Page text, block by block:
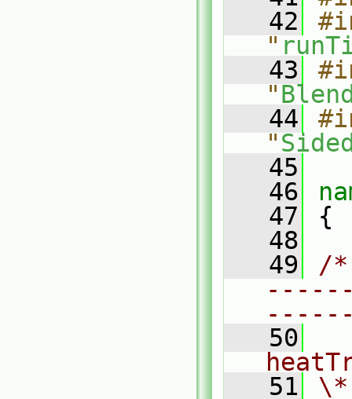
   42
"
   43
"
   44
"
   45
   46
   47
{
   48
   49
/
   50
   51